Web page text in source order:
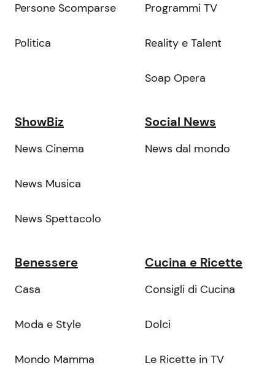
Persone Scomparse
Politica
Programmi TV
Reality e Talent
Soap Opera
ShowBiz
News Cinema
News Musica
News Spettacolo
Social News
News dal mondo
Benessere
Casa
Moda e Style
Mondo Mamma
Cucina e Ricette
Consigli di Cucina
Dolci
Le Ricette in TV